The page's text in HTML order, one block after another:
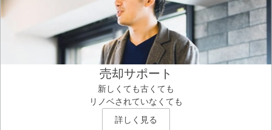
売却サポート
新しくても古くても
リノベされていなくても
詳しく見る